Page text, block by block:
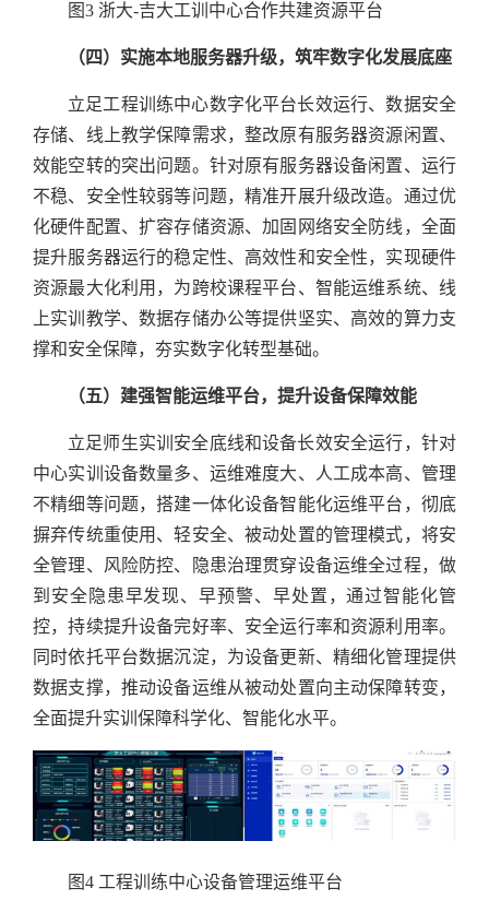
图3 浙大-吉大工训中心合作共建资源平台
（四）实施本地服务器升级，筑牢数字化发展底座
立足工程训练中心数字化平台长效运行、数据安全
存储、线上教学保障需求，整改原有服务器资源闲置、
效能空转的突出问题。针对原有服务器设备闲置、运行
不稳、安全性较弱等问题，精准开展升级改造。通过优
化硬件配置、扩容存储资源、加固网络安全防线，全面
提升服务器运行的稳定性、高效性和安全性，实现硬件
资源最大化利用，为跨校课程平台、智能运维系统、线
上实训教学、数据存储办公等提供坚实、高效的算力支
撑和安全保障，夯实数字化转型基础。
（五）建强智能运维平台，提升设备保障效能
立足师生实训安全底线和设备长效安全运行，针对
中心实训设备数量多、运维难度大、人工成本高、管理
不精细等问题，搭建一体化设备智能化运维平台，彻底
摒弃传统重使用、轻安全、被动处置的管理模式，将安
全管理、风险防控、隐患治理贯穿设备运维全过程，做
到安全隐患早发现、早预警、早处置，通过智能化管
控，持续提升设备完好率、安全运行率和资源利用率。
同时依托平台数据沉淀，为设备更新、精细化管理提供
数据支撑，推动设备运维从被动处置向主动保障转变，
全面提升实训保障科学化、智能化水平。
图4 工程训练中心设备管理运维平台